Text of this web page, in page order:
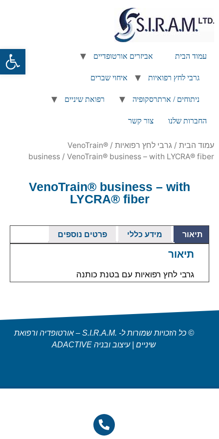
עמוד הבית אביזרים אורטופדיים
גרבי לחץ רפואיות איחוי שברים
ניתוחים / ארתרסקופיה רפואת שיניים
החברות שלנו צור קשר
עמוד הבית / גרבי לחץ רפואיות /
VenoTrain®
business / VenoTrain® business – with LYCRA® fiber
VenoTrain® business – with
LYCRA® fiber
תיאור מידע כללי פרטים נוספים
תיאור
גרבי לחץ רפואיות עם בטנת כותנה
© כל הזכויות שמורות ל- .S.I.R.A.M – אורטופדיה ורפואת
שיניים | עיצוב ובניה ADACTIVE